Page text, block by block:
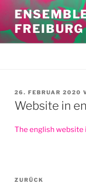
Inhalt
springenFREIBURG
VERÖFFENTLICHT
AM
26. FEBRUAR 2020
Website in
The english website
Vorheriger
ZURÜCK